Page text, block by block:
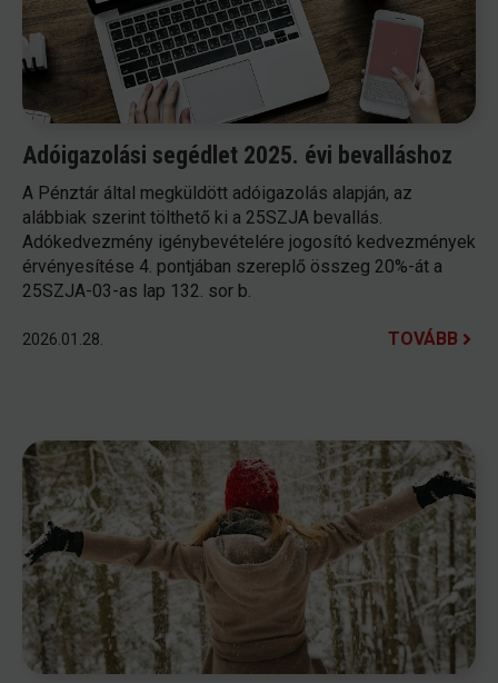
Adóigazolási segédlet 2025. évi bevalláshoz
A Pénztár által megküldött adóigazolás alapján, az
alábbiak szerint tölthető ki a 25SZJA bevallás.
Adókedvezmény igénybevételére jogosító kedvezmények
érvényesítése 4. pontjában szereplő összeg 20%-át a
25SZJA-03-as lap 132. sor b.
2026.01.28. TOVÁBB